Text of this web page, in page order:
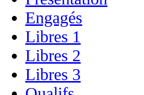
Engagés
Libres 1
Libres 2
Libres 3